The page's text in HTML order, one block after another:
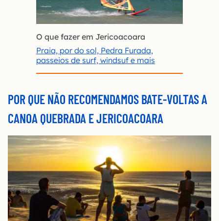
O que fazer em Jericoacoara
Praia, por do sol, Pedra Furada,
passeios de surf, windsuf e mais
POR QUE NÃO RECOMENDAMOS BATE-VOLTAS A
CANOA QUEBRADA E JERICOACOARA